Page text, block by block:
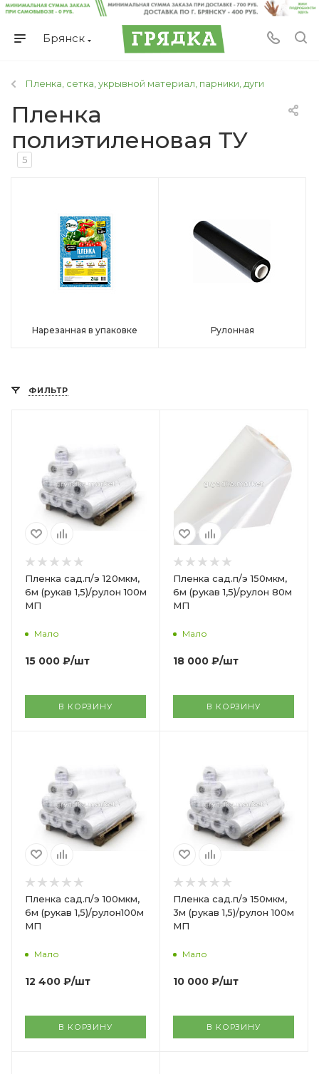
Брянск
Пленка, сетка, укрывной материал, парники, дуги
Пленка
полиэтиленовая ТУ
5
Нарезанная в упаковке Рулонная
ФИЛЬТР
Пленка сад.п/э 120мкм,
6м (рукав 1,5)/рулон 100м
МП
Мало
15 000 ₽/шт
В КОРЗИНУ
Пленка сад.п/э 150мкм,
6м (рукав 1,5)/рулон 80м
МП
Мало
18 000 ₽/шт
В КОРЗИНУ
Пленка сад.п/э 100мкм,
6м (рукав 1,5)/рулон100м
МП
Мало
12 400 ₽/шт
В КОРЗИНУ
Пленка сад.п/э 150мкм,
3м (рукав 1,5)/рулон 100м
МП
Мало
10 000 ₽/шт
В КОРЗИНУ